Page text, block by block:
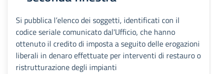
Si pubblica l’elenco dei soggetti, identificati con il
codice seriale comunicato dal'Ufficio, che hanno
ottenuto il credito di imposta a seguito delle erogazioni
liberali in denaro effettuate per interventi di restauro o
ristrutturazione degli impianti